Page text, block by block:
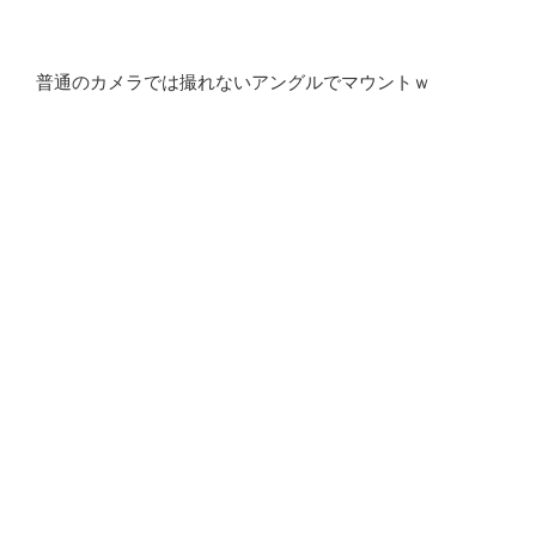
普通のカメラでは撮れないアングルでマウントｗ